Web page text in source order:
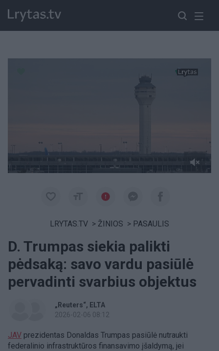
LRYTAS.TV > ŽINIOS > PASAULIS
D. Trumpas siekia palikti
pėdsaką: savo vardu pasiūlė
pervadinti svarbius objektus
„Reuters“
ELTA
2026-02-06 08:12
JAV prezidentas Donaldas Trumpas pasiūlė nutraukti
federalinio infrastruktūros finansavimo įšaldymą, jei